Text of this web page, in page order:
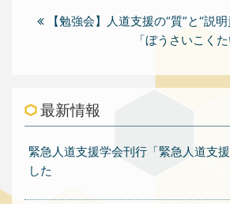
【勉強会】人道支援の“質”と“説
「ぼうさいこく
最新情報
緊急人道支援学会刊行「緊急人道支
した